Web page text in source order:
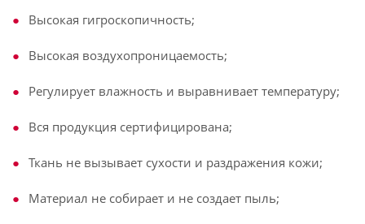
Высокая гигроскопичность;
Высокая воздухопроницаемость;
Регулирует влажность и выравнивает температуру;
Вся продукция сертифицирована;
Ткань не вызывает сухости и раздражения кожи;
Материал не собирает и не создает пыль;